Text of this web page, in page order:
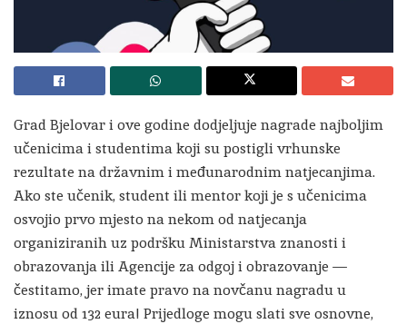
Grad Bjelovar i ove godine dodjeljuje nagrade najboljim
učenicima i studentima koji su postigli vrhunske
rezultate na državnim i međunarodnim natjecanjima.
Ako ste učenik, student ili mentor koji je s učenicima
osvojio prvo mjesto na nekom od natjecanja
organiziranih uz podršku Ministarstva znanosti i
obrazovanja ili Agencije za odgoj i obrazovanje —
čestitamo, jer imate pravo na novčanu nagradu u
iznosu od 132 eura! Prijedloge mogu slati sve osnovne,